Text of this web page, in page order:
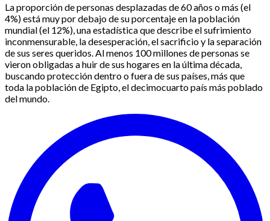
La proporción de personas desplazadas de 60 años o más (el
4%) está muy por debajo de su porcentaje en la población
mundial (el 12%), una estadística que describe el sufrimiento
inconmensurable, la desesperación, el sacrificio y la separación
de sus seres queridos. Al menos 100 millones de personas se
vieron obligadas a huir de sus hogares en la última década,
buscando protección dentro o fuera de sus países, más que
toda la población de Egipto, el decimocuarto país más poblado
del mundo.